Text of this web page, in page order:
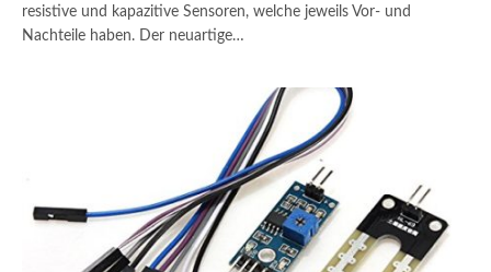
resistive und kapazitive Sensoren, welche jeweils Vor- und
Nachteile haben. Der neuartige…